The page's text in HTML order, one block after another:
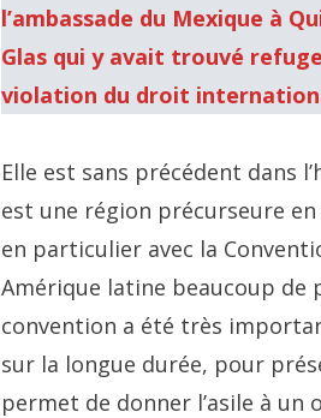
l’ambassade du Mexique à
Glas qui y avait trouvé
violation du droit
Elle est sans précédent dans
est une région précurseure
en particulier avec la
Amérique latine beaucoup
convention a été très
sur la longue durée, pour
permet de donner l’asile à un